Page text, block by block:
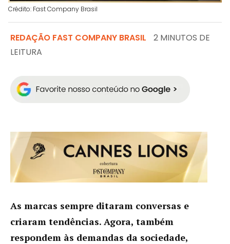
Crédito: Fast Company Brasil
REDAÇÃO FAST COMPANY BRASIL
2 MINUTOS DE
LEITURA
As marcas sempre ditaram conversas e
criaram tendências. Agora, também
respondem às demandas da sociedade,